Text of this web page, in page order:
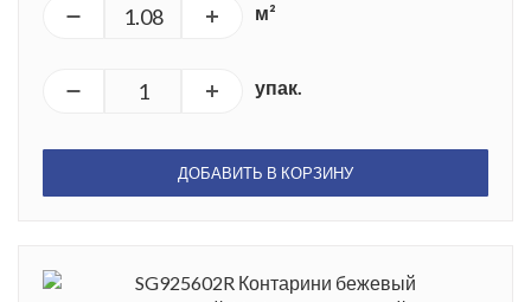
м²
упак.
ДОБАВИТЬ В КОРЗИНУ